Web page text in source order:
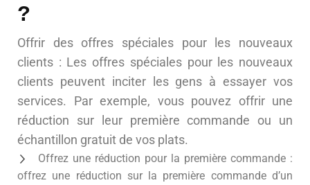
?
Offrir des offres spéciales pour les nouveaux
clients : Les offres spéciales pour les nouveaux
clients peuvent inciter les gens à essayer vos
services. Par exemple, vous pouvez offrir une
réduction sur leur première commande ou un
échantillon gratuit de vos plats.
Offrez une réduction pour la première commande :
offrez une réduction sur la première commande d’un